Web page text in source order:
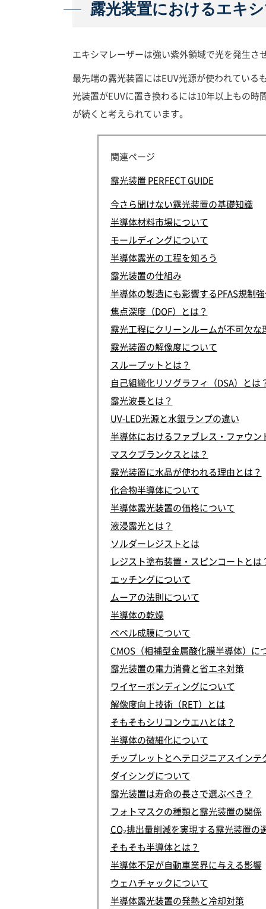
露光装置におけるエキ
エキシマレーザーは強い紫外領域で光を発生さ
最先端の露光装置にはEUV光源が使われている
光装置がEUVに置き換わるには10年以上もの
が続くと考えられています。
関連ページ
露光装置 PERFECT GUIDE
今さら聞けない露光装置の基礎知識
半導体材料市場について
モールディングについて
半導体露光の工程を知ろう
露光装置の仕組み
半導体の製造にも影響するPFAS規制
焦点深度（DOF）とは？
露光工程にクリーンルームが不可欠な
露光装置の解像度について
スループットとは？
自己組織化リソグラフィ（DSA）とは
露光波長とは？
UV-LED光源と水銀ランプの違い
半導体におけるファブレス・ファウン
マスクブランクスとは？
露光装置に水晶が使われる理由とは？
化合物半導体について
半導体露光装置の価格について
液浸露光とは？
ソルダーレジストとは
レジスト塗布装置・スピンコートとは
エッチングについて
ムーアの法則について
半導体の乾燥
ベベル成膜について
CMOS（相補型金属酸化膜半導体）に
露光装置の電力消費と省エネ対策
ワイヤーボンディングについて
解像度向上技術（RET）とは
そもそもシリコンウエハとは？
半導体の微細化について
チップレットとヘテロジニアスインテ
ダイシングについて
露光装置は寿命の長さで選ぶべき？
フォトマスクの種類と露光装置の関係
CO₂排出量削減を実現する露光装置の
そもそも半導体とは？
半導体不足が自動車業界に与える影響
ウェハチャックについて
半導体露光装置の発熱と冷却対策